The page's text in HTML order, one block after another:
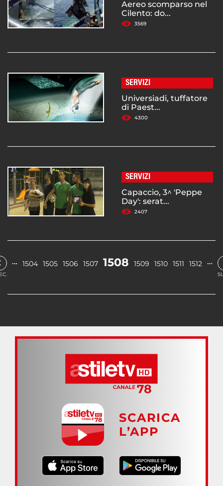
Aereo scomparso nel
Cilento: do...
3569
SERVIZI
Universiadi, tuffatore
di Paest...
4300
SERVIZI
Capaccio, 3^ 'Peppe
Day': serat...
2407
… 1504 1505 1506 1507 1508 1509 1510 1511 1512 …
SCARICA
L’APP